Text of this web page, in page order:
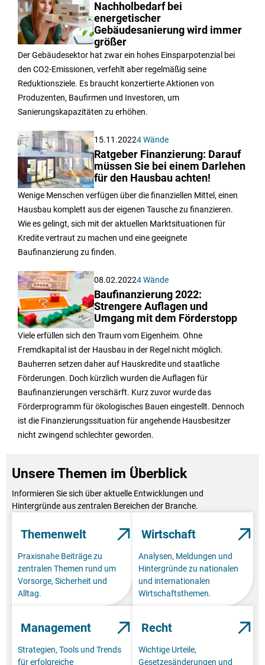
Nachholbedarf bei
energetischer
Gebäudesanierung wird immer
größer
Der Gebäudesektor hat zwar ein hohes Einsparpotenzial bei
den CO2-Emissionen, verfehlt aber regelmäßig seine
Reduktionsziele. Es braucht konzertierte Aktionen von
Produzenten, Baufirmen und Investoren, um
Sanierungskapazitäten zu erhöhen.
15.11.20224 Wände
Ratgeber Finanzierung: Darauf
müssen Sie bei einem Darlehen
für den Hausbau achten!
Wenige Menschen verfügen über die finanziellen Mittel, einen
Hausbau komplett aus der eigenen Tausche zu finanzieren.
Wie es gelingt, sich mit der aktuellen Marktsituationen für
Kredite vertraut zu machen und eine geeignete
Baufinanzierung zu finden.
08.02.20224 Wände
Baufinanzierung 2022:
Strengere Auflagen und
Umgang mit dem Förderstopp
Viele erfüllen sich den Traum vom Eigenheim. Ohne
Fremdkapital ist der Hausbau in der Regel nicht möglich.
Bauherren setzen daher auf Hauskredite und staatliche
Förderungen. Doch kürzlich wurden die Auflagen für
Baufinanzierungen verschärft. Kurz zuvor wurde das
Förderprogramm für ökologisches Bauen eingestellt. Dennoch
ist die Finanzierungssituation für angehende Hausbesitzer
nicht zwingend schlechter geworden.
Unsere Themen im Überblick
Informieren Sie sich über aktuelle Entwicklungen und
Hintergründe aus zentralen Bereichen der Branche.
Themenwelt
Praxisnahe Beiträge zu
zentralen Themen rund um
Vorsorge, Sicherheit und
Alltag.
Wirtschaft
Analysen, Meldungen und
Hintergründe zu nationalen
und internationalen
Wirtschaftsthemen.
Management
Strategien, Tools und Trends
für erfolgreiche
Recht
Wichtige Urteile,
Gesetzesänderungen und